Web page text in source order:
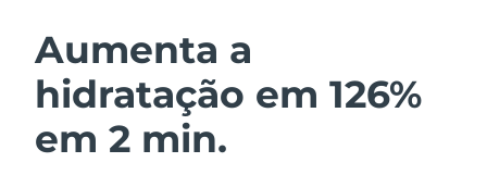
Aumenta a
hidratação em 126%
em 2 min.
Limpeza facial
Áustria
Barein Entrega prevista8/12/26
Bélgica